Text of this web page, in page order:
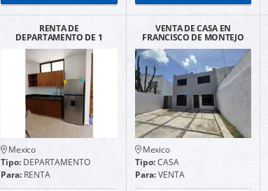
RENTA DE
DEPARTAMENTO DE 1
RECAMARA CON
AMENIDADES EN
TEMOZÓN
Mexico
Tipo: DEPARTAMENTO
Para:RENTA
VENTA DE CASA EN
FRANCISCO DE MONTEJO
SOBRE AVENIDA EN
MÉRIDA
Mexico
Tipo:CASA
Para:VENTA